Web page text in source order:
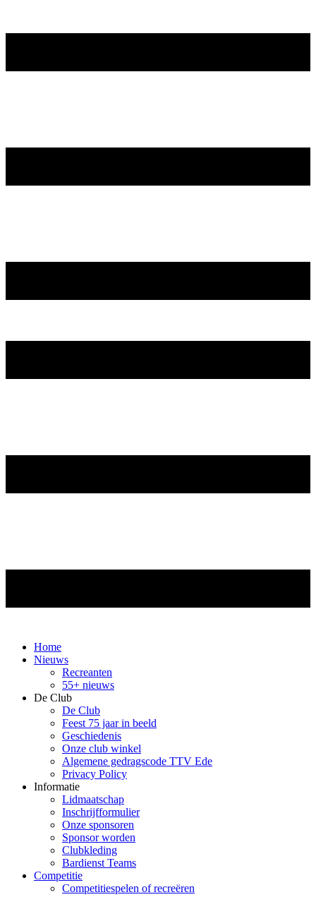
Home
Nieuws
Recreanten
55+ nieuws
De Club
De Club
Feest 75 jaar in beeld
Geschiedenis
Onze club winkel
Algemene gedragscode TTV Ede
Privacy Policy
Informatie
Lidmaatschap
Inschrijfformulier
Onze sponsoren
Sponsor worden
Clubkleding
Bardienst Teams
Competitie
Competitiespelen of recreëren